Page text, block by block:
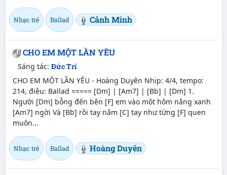
Nhạc trẻ Ballad Cảnh Minh
CHO EM MỘT LẦN YÊU
Sáng tác: Đức Trí
CHO EM MỘT LẦN YÊU - Hoàng Duyên Nhịp: 4/4, tempo:
214, điệu: Ballad ===== [Dm] | [Am7] | [Bb] | [Dm] 1.
Người [Dm] bỗng đến bên [F] em vào một hôm nắng xanh
[Am7] ngời Và [Bb] rồi tay nắm [C] tay như từng [F] quen
muôn...
Nhạc trẻ Ballad Hoàng Duyên